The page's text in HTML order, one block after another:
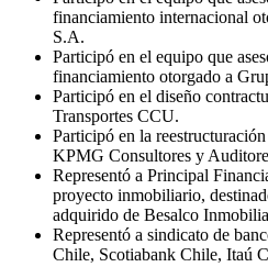
financiamiento internacional
S.A.
Participó en el equipo que
financiamiento otorgado a
Participó en el diseño
Transportes CCU.
Participó en la
KPMG Consultores y
Representó a Principal
proyecto inmobiliario,
adquirido de Besalco
Representó a sindicato de
Chile, Scotiabank Chile, Itaú